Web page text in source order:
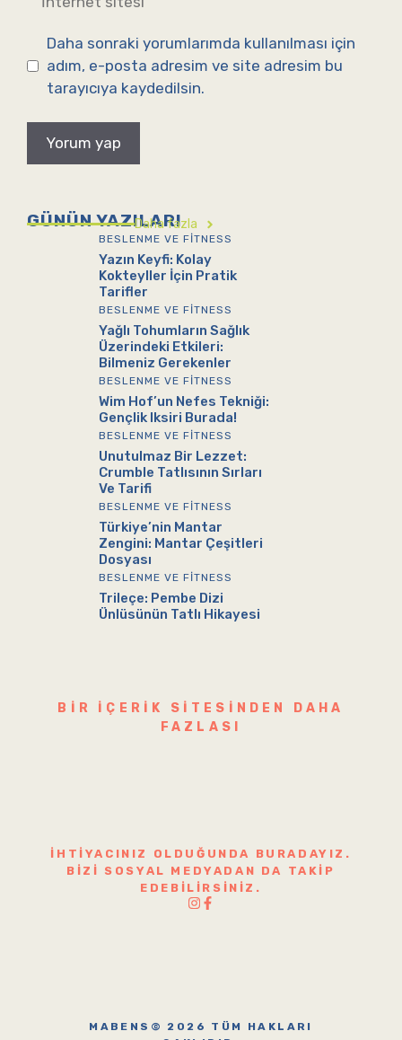
sitesi
Daha sonraki yorumlarımda kullanılması için
adım, e-posta adresim ve site adresim bu
tarayıcıya kaydedilsin.
GÜNÜN YAZILARI
Daha fazla
BESLENME VE FITNESS
Yazın Keyfi: Kolay
Kokteyller İçin Pratik
Tarifler
BESLENME VE FITNESS
Yağlı Tohumların Sağlık
Üzerindeki Etkileri:
Bilmeniz Gerekenler
BESLENME VE FITNESS
Wim Hof’un Nefes Tekniği:
Gençlik Iksiri Burada!
BESLENME VE FITNESS
Unutulmaz Bir Lezzet:
Crumble Tatlısının Sırları
Ve Tarifi
BESLENME VE FITNESS
Türkiye’nin Mantar
Zengini: Mantar Çeşitleri
Dosyası
BESLENME VE FITNESS
Trileçe: Pembe Dizi
Ünlüsünün Tatlı Hikayesi
BIR IÇERIK SITESINDEN DAHA
FAZLASI
İHTIYACINIZ OLDUĞUNDA BURADAYIZ.
BIZI SOSYAL MEDYADAN DA TAKIP
EDEBILIRSINIZ.
MABENS© 2026 TÜM HAKLARI